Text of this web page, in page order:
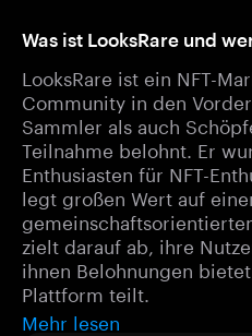
Was ist LooksRare und
LooksRare ist ein NFT-
Community in den
Sammler als auch
Teilnahme belohnt. Er
Enthusiasten für NFT-
legt großen Wert auf
zielt darauf ab, ihre
ihnen Belohnungen
Plattform teilt.
Mehr lesen